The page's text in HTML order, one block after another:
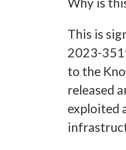
This is
2023-
to the
released
exploited